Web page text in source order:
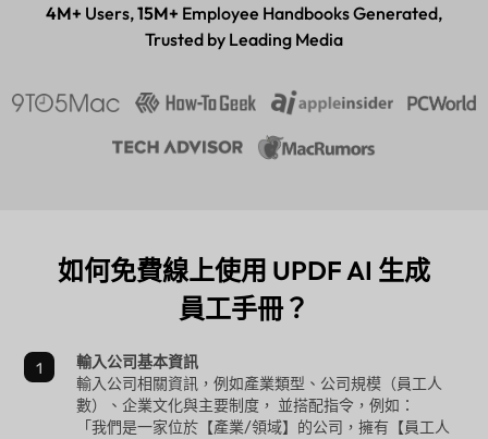
4M+ Users,15M+ Employee Handbooks Generated,
Trusted by Leading Media
如何免費線上使用 UPDF AI 生成
員工手冊？
輸入公司基本資訊
輸入公司相關資訊，例如產業類型、公司規模（員工人
數）、企業文化與主要制度， 並搭配指令，例如：
「我們是一家位於【產業/領域】的公司，擁有【員工人